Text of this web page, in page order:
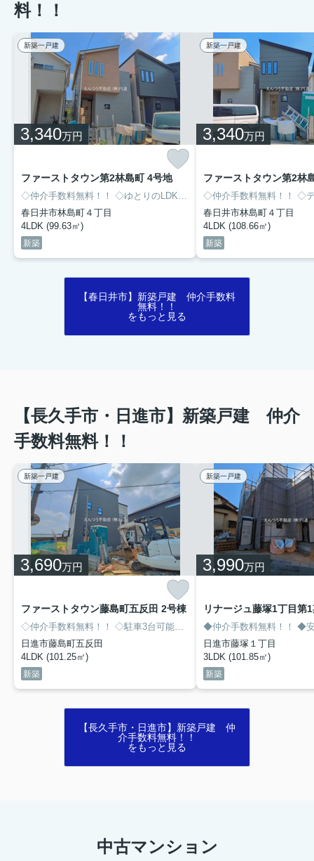
料！！
新築一戸建
3,340万円
ファーストタウン第2林島町 4号地
◇仲介手数料無料！！ ◇ゆとりのLDK20帖超！！
◇2階に洋室4部屋有
春日井市林島町４丁目
4LDK (99.63㎡)
新築
新築一戸建
3,340万円
ファーストタウン第2林
◇仲介手数料無料！！
◇テ
春日井市林島町４丁目
4LDK (108.66㎡)
新築
【春日井市】新築戸建 仲介手数料
無料！！
をもっと見る
【長久手市・日進市】新築戸建 仲介
手数料無料！！
新築一戸建
3,690万円
ファーストタウン藤島町五反田 2号棟
◇仲介手数料無料！！ ◇駐車3台可能（車種によります）
◇安心の耐震
日進市藤島町五反田
4LDK (101.25㎡)
新築
新築一戸建
3,990万円
リナージュ藤塚1丁目第
◆仲介手数料無料！！
◆安心
日進市藤塚１丁目
3LDK (101.85㎡)
新築
【長久手市・日進市】新築戸建 仲
介手数料無料！！
をもっと見る
中古マンション